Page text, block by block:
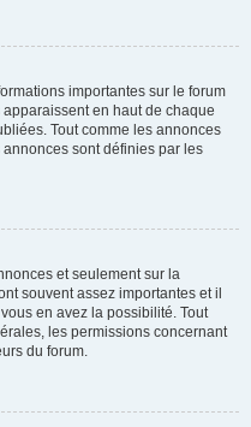
importantes sur le forum
en haut de chaque
Tout comme les annonces
sont définies par les
et seulement sur la
souvent assez importantes et il
en avez la possibilité. Tout
les permissions concernant
du forum.